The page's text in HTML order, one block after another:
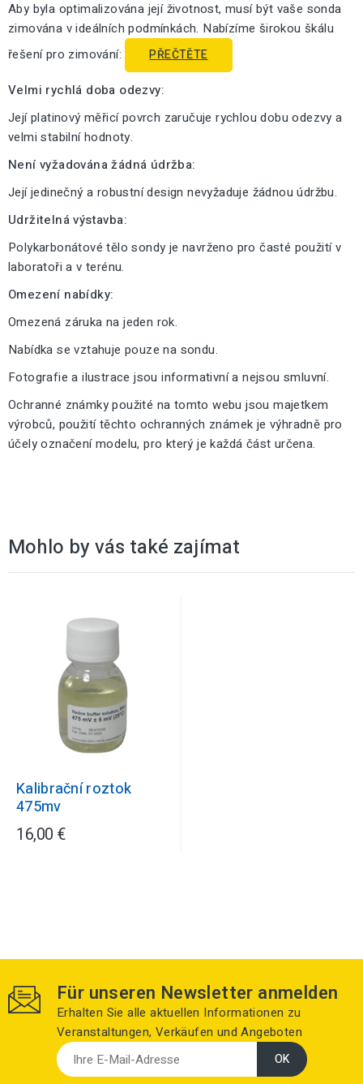
Aby byla optimalizována její životnost, musí být vaše sonda
zimována v ideálních podmínkách. Nabízíme širokou škálu
řešení pro zimování:
PŘEČTĚTE
Velmi rychlá doba odezvy:
Její platinový měřicí povrch zaručuje rychlou dobu odezvy a
velmi stabilní hodnoty.
Není vyžadována žádná údržba:
Její jedinečný a robustní design nevyžaduje žádnou údržbu.
Udržitelná výstavba:
Polykarbonátové tělo sondy je navrženo pro časté použití v
laboratoři a v terénu.
Omezení nabídky:
Omezená záruka na jeden rok.
Nabídka se vztahuje pouze na sondu.
Fotografie a ilustrace jsou informativní a nejsou smluvní.
Ochranné známky použité na tomto webu jsou majetkem
výrobců, použití těchto ochranných známek je výhradně pro
účely označení modelu, pro který je každá část určena.
Mohlo by vás také zajímat
Kalibrační roztok
475mv
16,00 €
Für unseren Newsletter anmelden
Erhalten Sie alle aktuellen Informationen zu
Veranstaltungen, Verkäufen und Angeboten